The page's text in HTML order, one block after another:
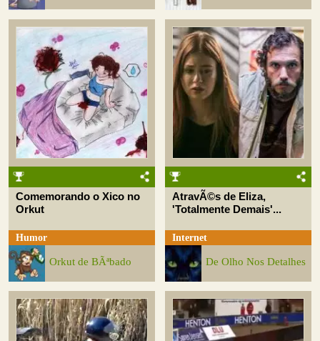
Comemorando o Xico no
Orkut
Humor
Orkut de BÃªbado
AtravÃ©s de Eliza,
'Totalmente Demais'...
Internet
De Olho Nos Detalhes